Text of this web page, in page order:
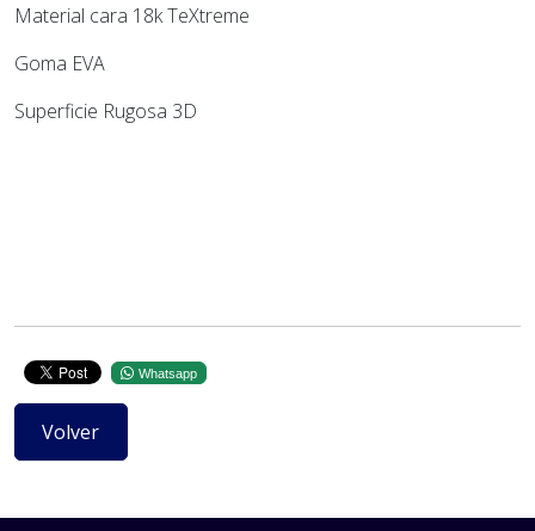
Material cara 18k TeXtreme
Goma EVA
Superficie Rugosa 3D
Whatsapp
Volver